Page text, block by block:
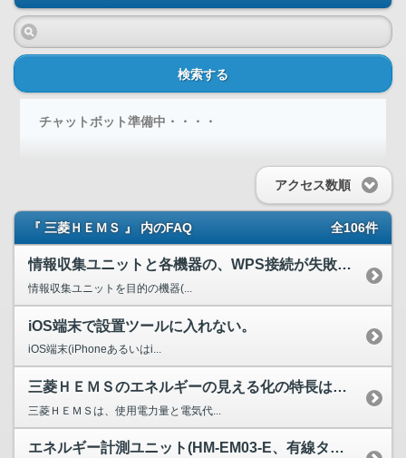
検索する
チャットボット準備中・・・・
アクセス数順
『 三菱ＨＥＭＳ 』 内のFAQ 全106件
情報収集ユニットと各機器の、WPS接続が失敗します。
情報収集ユニットを目的の機器(...
iOS端末で設置ツールに入れない。
iOS端末(iPhoneあるいはi...
三菱ＨＥＭＳのエネルギーの見える化の特長はなんですか？
三菱ＨＥＭＳは、使用電力量と電気代...
エネルギー計測ユニット(HM-EM03-E、有線タイプ)導...